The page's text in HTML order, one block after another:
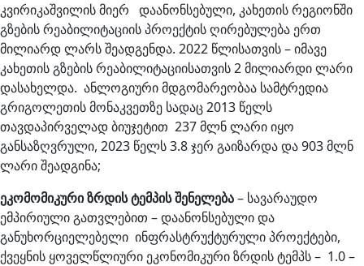
კვირიკაშვილის მიერ დაანონსებული, კახეთის რეგიონში
გზების რეაბილიტაციის პროექტის ღირებულება ერთ
მილიარდ ლარს შეადგენდა. 2022 წლისათვის – იმავე
კახეთის გზების რეაბილიტაციისათვის 2 მილიარდი ლარი
დასახელდა. ანლოგიური მდგომარეობაა სამტრედია
გრიგოლეთის მონაკვეთზე სადაც 2013 წელს
თავდაპირველად ბიუჯეტით 237 მლნ ლარი იყო
განსაზღვრული, 2023 წელს 3.8 ჯერ გაიზარდა და 903 მლნ
ლარი შეადგინა;
ეკომომიკურიზრდისტემპისშენელება– სავარაუდო
ემპირიული გათვლებით – დაანონსებული და
განუხორციელებელი ინფრასტრუქტურული პროექტები,
ქვეყნის ყოველწლიური ეკონომიკური ზრდის ტემპს – 1.0 –